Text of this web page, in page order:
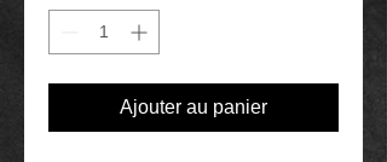
Ajouter au panier